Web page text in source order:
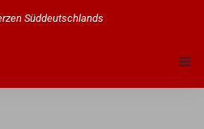
Süddeutschlands